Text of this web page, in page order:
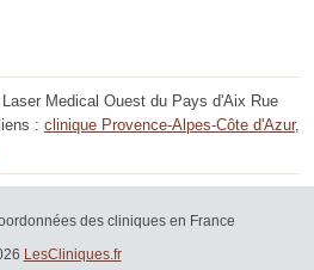
Medical Ouest du Pays d'Aix Rue
: clinique Provence-Alpes-Côte d'Azur,
des cliniques en France
LesCliniques.fr